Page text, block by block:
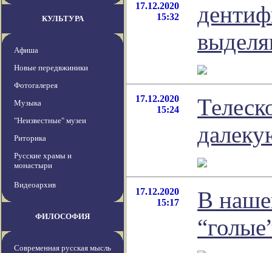
КУЛЬТУРА
Афиша
Новые передвжиники
Фотогалерея
Музыка
"Неизвестные" музеи
Риторика
Русские храмы и
монастыри
Видеоархив
ФИЛОСОФИЯ
Современная русская мысль
17.12.2020
15:32
17.12.2020
15:24
17.12.2020
15:17
В